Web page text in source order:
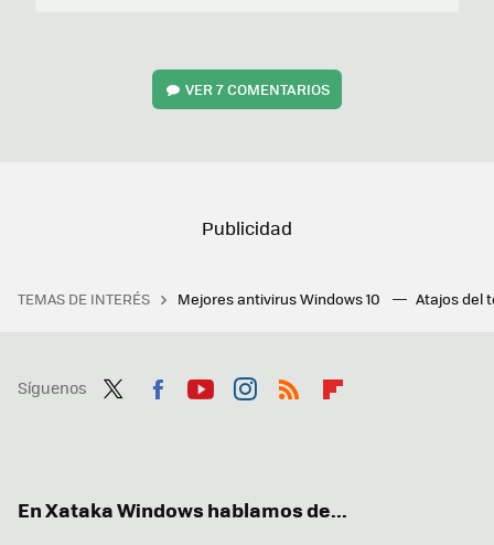
VER7 COMENTARIOS
TEMAS DE INTERÉS Mejores antivirus Windows 10 Atajos del
Síguenos
En Xataka Windows hablamos de...